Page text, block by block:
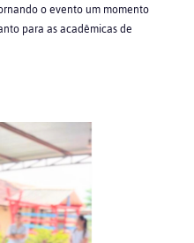
o evento um momento
para as acadêmicas de